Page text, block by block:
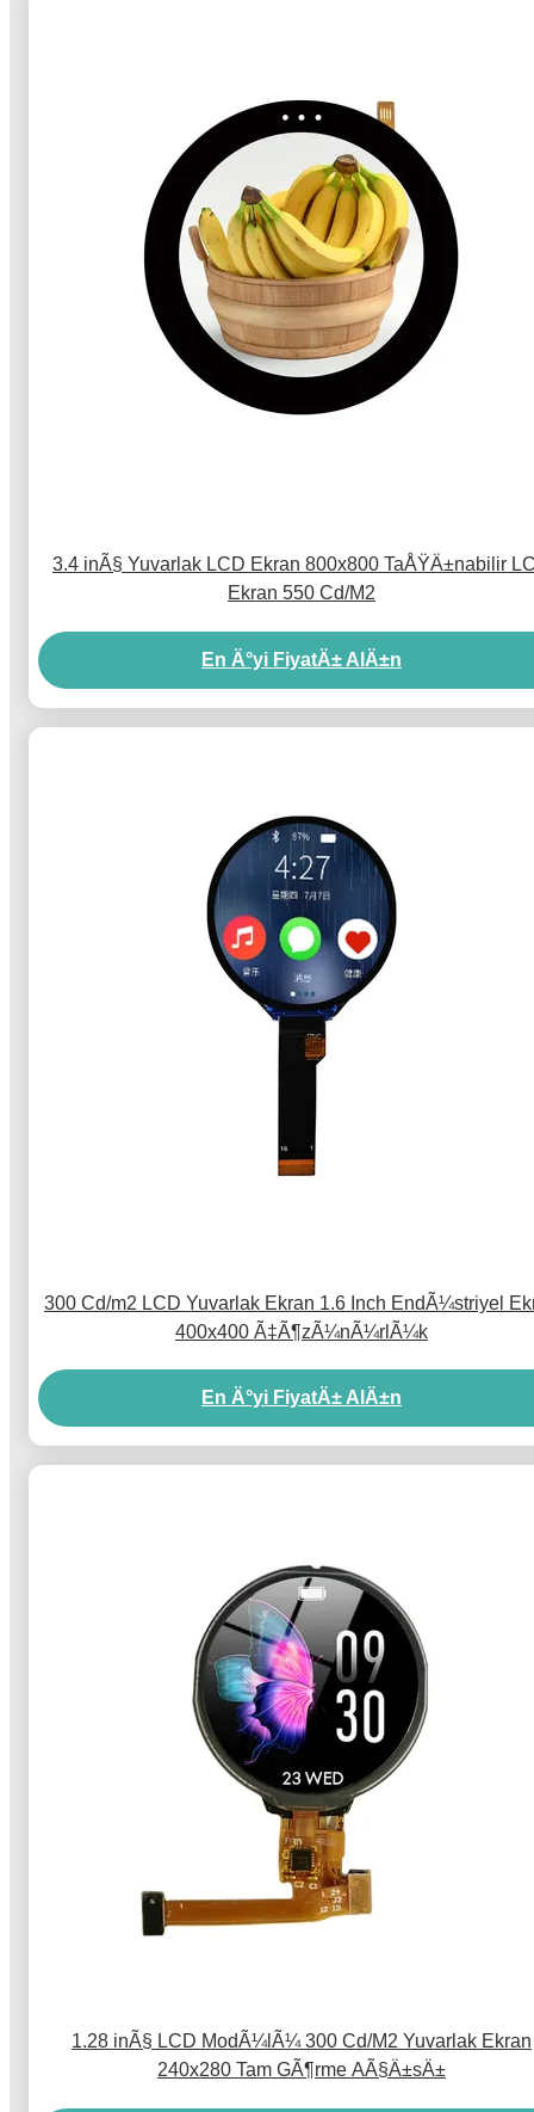
3.4 inÃ§ Yuvarlak LCD Ekran 800x800 TaÅŸÄ±nabilir
Ekran 550 Cd/M2
En Ä°yi FiyatÄ± AlÄ±n
300 Cd/m2 LCD Yuvarlak Ekran 1.6 Inch EndÃ¼striyel
400x400 Ã‡Ã¶zÃ¼nÃ¼rlÃ¼k
En Ä°yi FiyatÄ± AlÄ±n
1.28 inÃ§ LCD ModÃ¼lÃ¼ 300 Cd/M2 Yuvarlak Ekran
240x280 Tam GÃ¶rme AÃ§Ä±sÄ±